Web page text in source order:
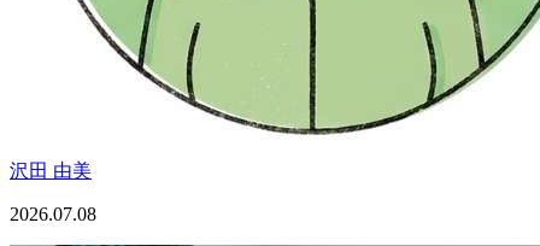
沢田 由美
2026.07.08